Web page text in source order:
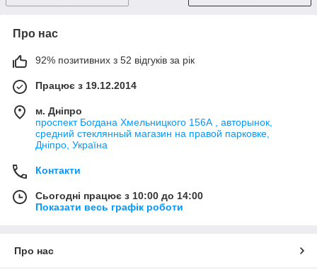
Про нас
92% позитивних з 52 відгуків за рік
Працює з 19.12.2014
м. Дніпро
проспект Богдана Хмельницкого 156А , авторынок,
средний стеклянный магазин на правой парковке,
Дніпро, Україна
Контакти
Сьогодні працює з 10:00 до 14:00
Показати весь графік роботи
Про нас